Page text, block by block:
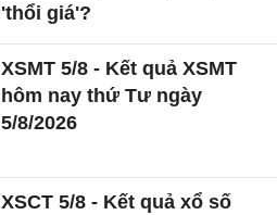
'thổi giá'?
XSMT 5/8 - Kết quả XSMT
hôm nay thứ Tư ngày
5/8/2026
XSCT 5/8 - Kết quả xổ số